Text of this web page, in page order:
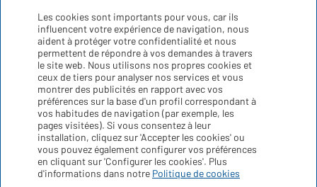
- Droit de rectification: les personnes
intéressées ont le droit de demander à rectifier,
compléter et/ou corriger les données inexactes,
incorrectes ou incomplètes.
- Droit de suppression (également connu comme
"droit à l'oubli"): les personnes intéressées, si
elles le jugent opportun, auront le droit de
demander la suppression des données à
caractère personnel qui les concernent, entre
autres, lorsque les données ne seront plus
nécessaires aux finalités pour lesquelles elles
auront été collectées.
Les cookies sont importants pour vous, car ils
influencent votre expérience de navigation, nous
aident à protéger votre confidentialité et nous
permettent de répondre à vos demandes à travers
le site web. Nous utilisons nos propres cookies et
ceux de tiers pour analyser nos services et vous
montrer des publicités en rapport avec vos
préférences sur la base d'un profil correspondant à
vos habitudes de navigation (par exemple, les
pages visitées). Si vous consentez à leur
installation, cliquez sur 'Accepter les cookies' ou
vous pouvez également configurer vos préférences
en cliquant sur 'Configurer les cookies'. Plus
d'informations dans notre Politique de cookies